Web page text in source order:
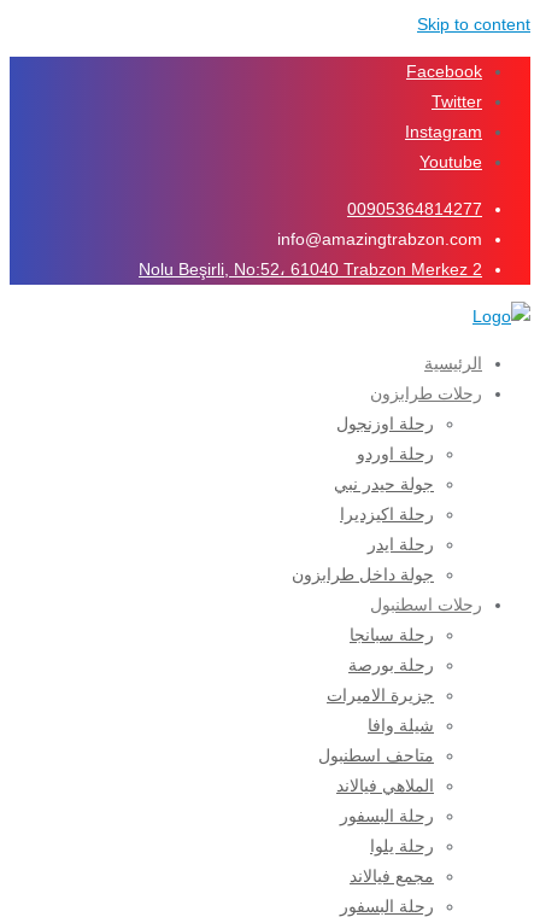
Skip to content
Facebook
Twitter
Instagram
Youtube
00905364814277
info@amazingtrabzon.com
2 Nolu Beşirli, No:52، 61040 Trabzon Merkez
الرئيسية
رحلات طرابزون
رحلة اوزنجول
رحلة اوردو
جولة حيدر نبي
رحلة اكيزديرا
رحلة ايدر
جولة داخل طرابزون
رحلات اسطنبول
رحلة سبانجا
رحلة بورصة
جزيرة الاميرات
شيلة وافا
متاحف اسطنبول
الملاهي فيالاند
رحلة البسفور
رحلة يلوا
مجمع فيالاند
رحلة البسفور